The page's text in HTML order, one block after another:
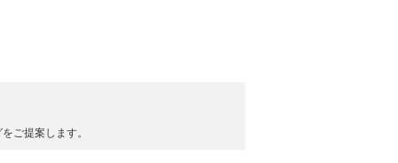
ご提案します。